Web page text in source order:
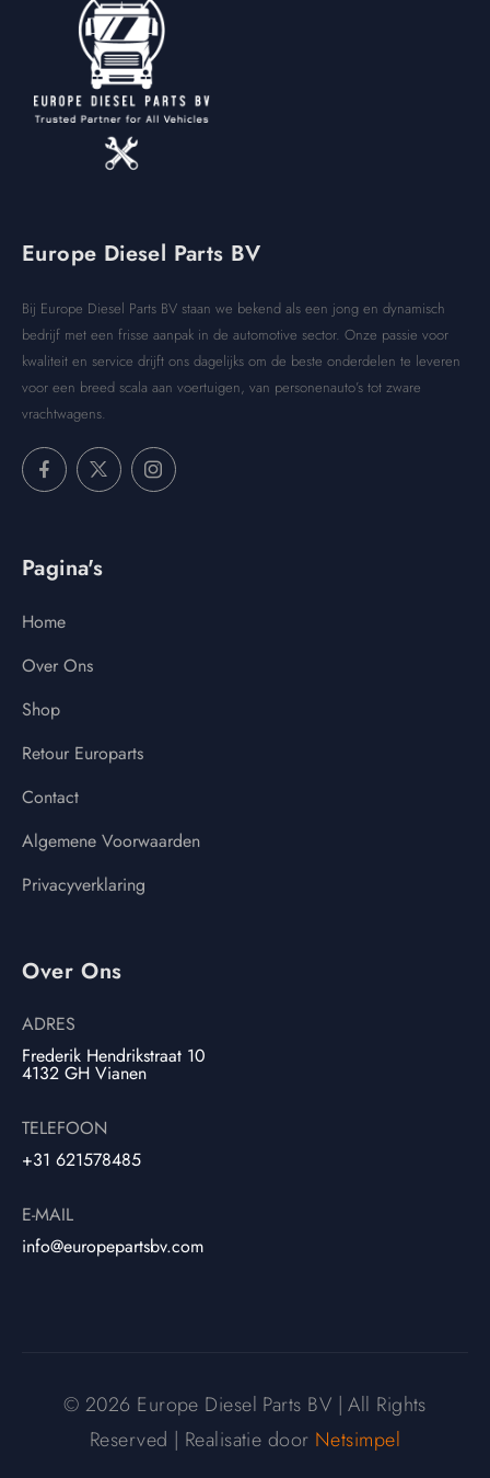
Europe Diesel Parts BV
Bij Europe Diesel Parts BV staan we bekend als een jong en dynamisch
bedrijf met een frisse aanpak in de automotive sector. Onze passie voor
kwaliteit en service drijft ons dagelijks om de beste onderdelen te leveren
voor een breed scala aan voertuigen, van personenauto’s tot zware
vrachtwagens.
Pagina's
Home
Over Ons
Shop
Retour Europarts
Contact
Algemene Voorwaarden
Privacyverklaring
Over Ons
ADRES
Frederik Hendrikstraat 10
4132 GH Vianen
TELEFOON
+31 621578485
E-MAIL
info@europepartsbv.com
© 2026 Europe Diesel Parts BV | All Rights
Reserved | Realisatie door Netsimpel